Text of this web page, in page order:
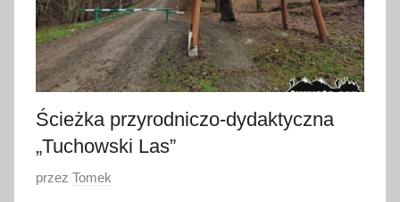
2
0
2
3
Ścieżka przyrodniczo-dydaktyczna
„Tuchowski Las”
O
przez Tomek